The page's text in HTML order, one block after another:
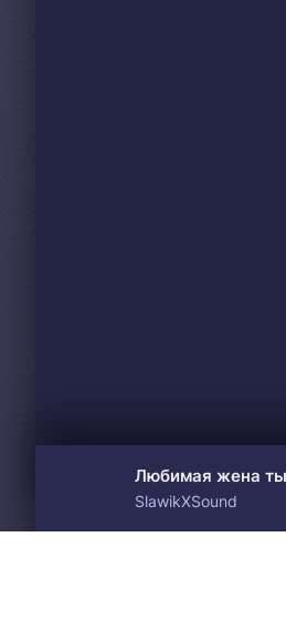
Любимая жена ты
SlawikXSound